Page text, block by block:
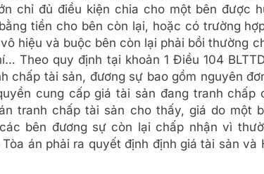
chỉ đủ điều kiện chia cho một bên được
tiền cho bên còn lại, hoặc có trường
hiệu và buộc bên còn lại phải bồi thường
Theo quy định tại khoản 1 Điều 104
chấp tài sản, đương sự bao gồm nguyên
cung cấp giá tài sản đang tranh chấp
tranh chấp tài sản cho thấy, giá do một
bên đương sự còn lại chấp nhận vì
án phải ra quyết định định giá tài sản và